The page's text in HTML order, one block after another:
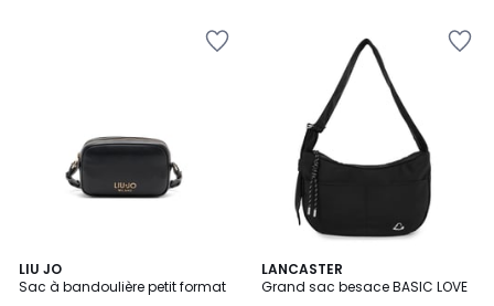
LIU JO
Sac à bandoulière petit format
2
Couleurs
LANCASTER
Grand sac besace BASIC LOVE
4
Couleurs